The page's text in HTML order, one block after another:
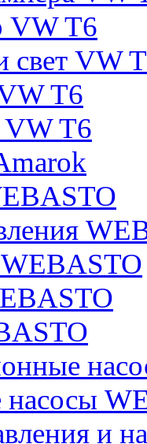
VW T6
свет VW
T6
VW T6
WEBASTO
и